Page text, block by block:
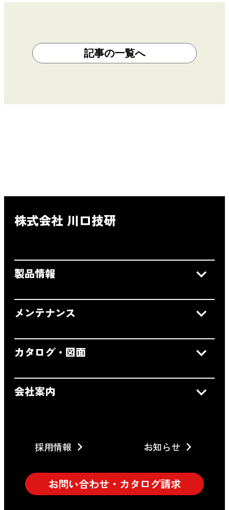
記事の一覧へ
株式会社 川口技研
製品情報
メンテナンス
カタログ・図面
会社案内
採用情報 お知らせ
お問い合わせ・カタログ請求